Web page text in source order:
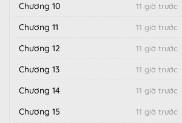
Chương 10 11 giờ trước
Chương 11 11 giờ trước
Chương 12 11 giờ trước
Chương 13 11 giờ trước
Chương 14 11 giờ trước
Chương 15 11 giờ trước